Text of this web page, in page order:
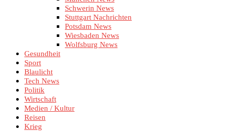
Schwerin News
Stuttgart Nachrichten
Potsdam News
Wiesbaden News
Wolfsburg News
Gesundheit
Sport
Blaulicht
Tech News
Politik
Wirtschaft
Medien / Kultur
Reisen
Krieg